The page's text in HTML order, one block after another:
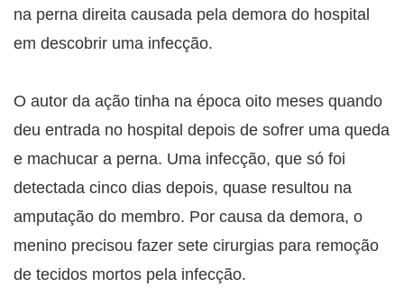
na perna direita causada pela demora do hospital
em descobrir uma infecção.
O autor da ação tinha na época oito meses quando
deu entrada no hospital depois de sofrer uma queda
e machucar a perna. Uma infecção, que só foi
detectada cinco dias depois, quase resultou na
amputação do membro. Por causa da demora, o
menino precisou fazer sete cirurgias para remoção
de tecidos mortos pela infecção.